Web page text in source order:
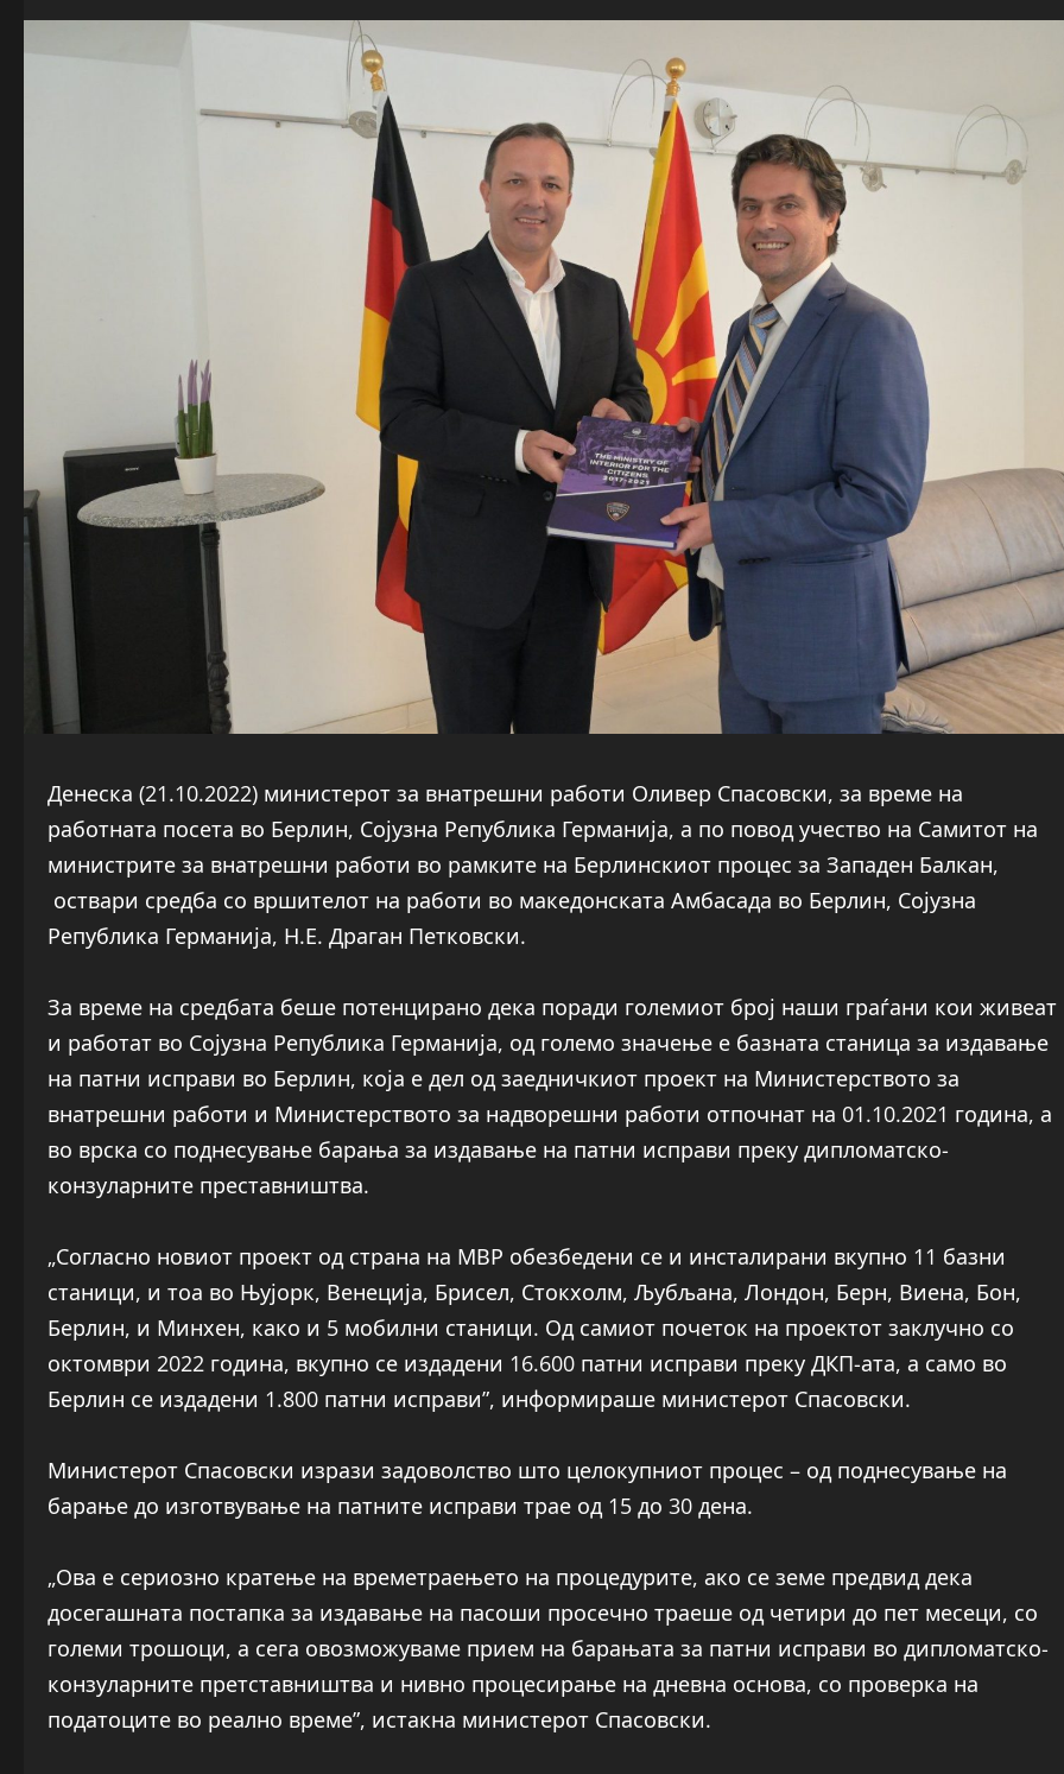
Денеска (21.10.2022) министерот за внатрешни работи Оливер Спасовски, за време на
работната посета во Берлин, Сојузна Република Германија, а по повод учество на Самитот на
министрите за внатрешни работи во рамките на Берлинскиот процес за Западен Балкан,
оствари средба со вршителот на работи во македонската Амбасада во Берлин, Сојузна
Република Германија, Н.Е. Драган Петковски.
За време на средбата беше потенцирано дека поради големиот број наши граѓани кои живеат
и работат во Сојузна Република Германија, од големо значење е базната станица за издавање
на патни исправи во Берлин, која е дел од заедничкиот проект на Министерството за
внатрешни работи и Министерството за надворешни работи отпочнат на 01.10.2021 година, а
во врска со поднесување барања за издавање на патни исправи преку дипломатско-
конзуларните преставништва.
„Согласно новиот проект од страна на МВР обезбедени се и инсталирани вкупно 11 базни
станици, и тоа во Њујорк, Венеција, Брисел, Стокхолм, Љубљана, Лондон, Берн, Виена, Бон,
Берлин, и Минхен, како и 5 мобилни станици. Од самиот почеток на проектот заклучно со
октомври 2022 година, вкупно се издадени 16.600 патни исправи преку ДКП-ата, а само во
Берлин се издадени 1.800 патни исправи”, информираше министерот Спасовски.
Министерот Спасовски изрази задоволство што целокупниот процес – од поднесување на
барање до изготвување на патните исправи трае од 15 до 30 дена.
„Ова е сериозно кратење на времетраењето на процедурите, ако се земе предвид дека
досегашната постапка за издавање на пасоши просечно траеше од четири до пет месеци, со
големи трошоци, а сега овозможуваме прием на барањата за патни исправи во дипломатско-
конзуларните претставништва и нивно процесирање на дневна основа, со проверка на
податоците во реално време”, истакна министерот Спасовски.